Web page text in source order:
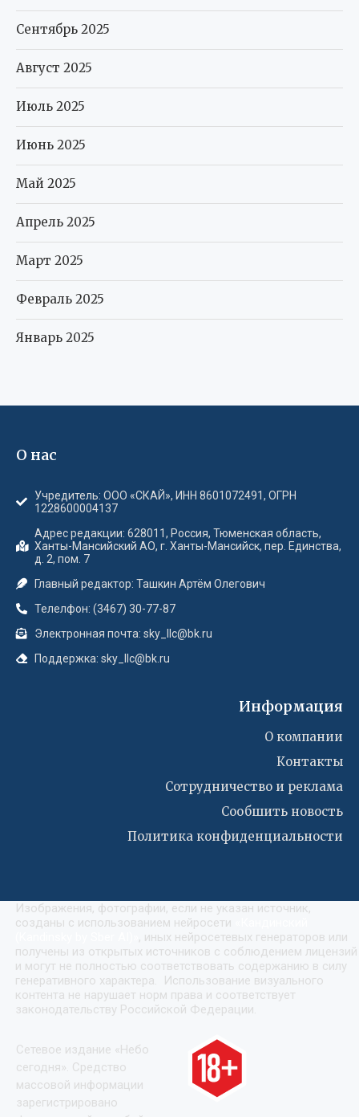
Сентябрь 2025
Август 2025
Июль 2025
Июнь 2025
Май 2025
Апрель 2025
Март 2025
Февраль 2025
Январь 2025
О нас
Учредитель: ООО «СКАЙ», ИНН 8601072491, ОГРН
1228600004137
Адрес редакции: 628011, Россия, Тюменская область,
Ханты-Мансийский АО, г. Ханты-Мансийск, пер. Единства,
д. 2, пом. 7
Главный редактор: Ташкин Артём Олегович
Телелфон: (3467) 30-77-87
Электронная почта: sky_llc@bk.ru
Поддержка: sky_llc@bk.ru
Информация
О компании
Контакты
Сотрудничество и реклама
Сообшить новость
Политика конфиденциальности
Изображения, фотографии, если не указан источник,
созданы с использованием нейросети
, иных нейросетевых генераторов или
получены из открытых источников с соблюдением лицензий
и могут не полностью соответствовать содержанию в силу
генеративного характера. Использование визуального
контента не нарушает норм права и соответствует
законодательству Российской Федерации.
Сетевое издание «Небо
сегодня». Средство
массовой информации
зарегистрировано